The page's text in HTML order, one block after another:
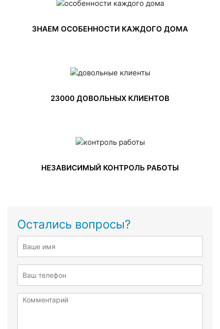
ЗНАЕМ ОСОБЕННОСТИ КАЖДОГО ДОМА
23000 ДОВОЛЬНЫХ КЛИЕНТОВ
НЕЗАВИСИМЫЙ КОНТРОЛЬ РАБОТЫ
Остались вопросы?